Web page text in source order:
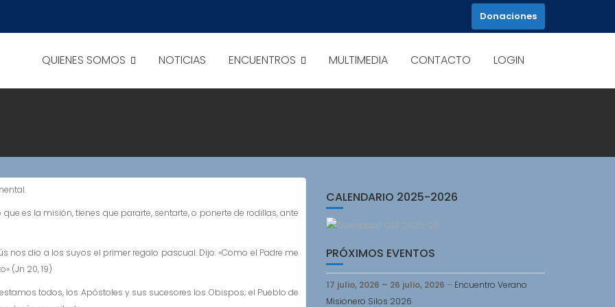
Donaciones
QUIENES SOMOS NOTICIAS ENCUENTROS MULTIMEDIA CONTACTO LOGIN
es la misión, tienes que pararte, sentarte, o ponerte de rodillas, ante
nos dio a los suyos el primer regalo pascual. Dijo: «Como el Padre me
(Jn 20, 19)
todos, los Apóstoles y sus sucesores los Obispos; el Pueblo de
CALENDARIO 2025-2026
PRÓXIMOS EVENTOS
17 julio, 2026 – 26 julio, 2026 – Encuentro Verano
Misionero Silos 2026